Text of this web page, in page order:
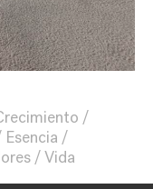
Esencia
Vida